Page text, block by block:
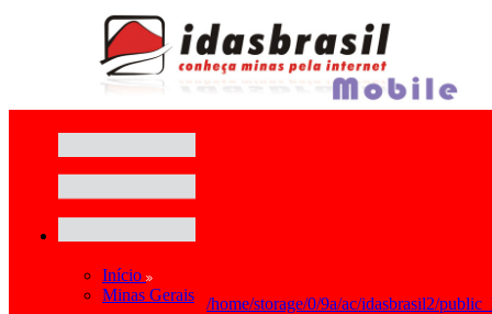
Início
Minas Gerais
/home/storage/0/9a/ac/idasbrasil2/